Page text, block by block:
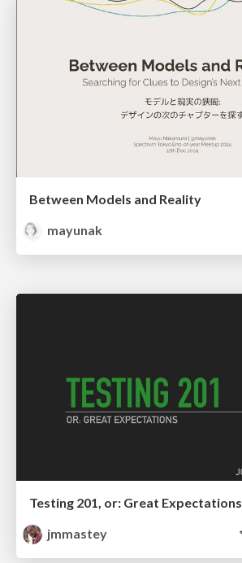
Between Models and Reality
mayunak
Testing 201, or: Great Expectations
jmmastey